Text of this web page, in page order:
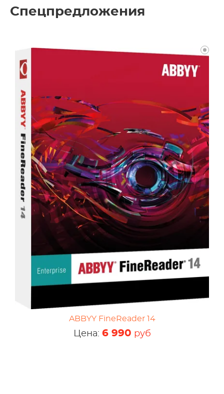
Спецпредложения
ABBYY FineReader 14
Цена: 6 990 руб